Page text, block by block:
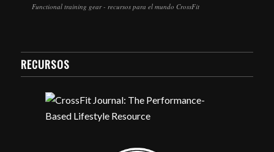
Functional training gear - recursos para el mundo CrossFit
RECURSOS